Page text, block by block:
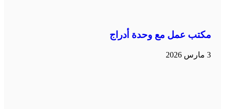
مكتب عمل مع وحدة أدراج
3 مارس 2026